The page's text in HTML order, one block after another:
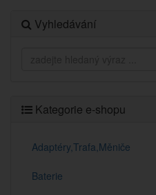
Vyhledávání
Kategorie e-shopu
Adaptéry,Trafa,Měniče
Baterie